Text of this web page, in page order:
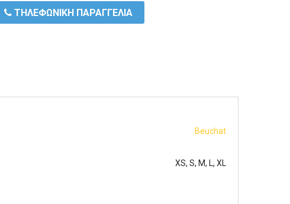
ΤΗΛΕΦΩΝΙΚΗ ΠΑΡΑΓΓΕΛΙΑ
Beuchat
XS, S, M, L, XL